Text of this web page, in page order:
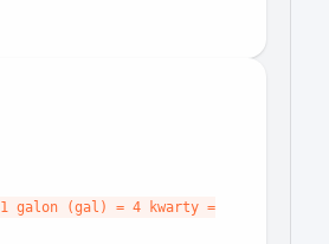
1 galon (gal) = 4 kwarty =